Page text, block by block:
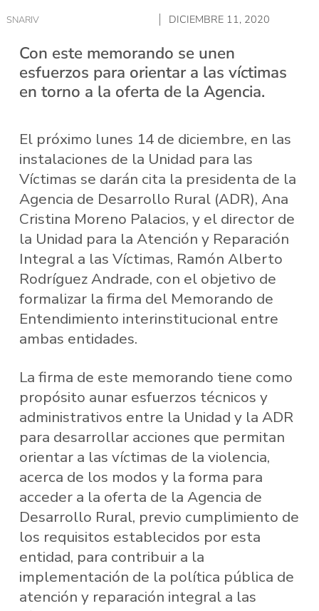
SNARIV DICIEMBRE 11, 2020
Con este memorando se unen
esfuerzos para orientar a las víctimas
en torno a la oferta de la Agencia.
El próximo lunes 14 de diciembre, en las
instalaciones de la Unidad para las
Víctimas se darán cita la presidenta de la
Agencia de Desarrollo Rural (ADR), Ana
Cristina Moreno Palacios, y el director de
la Unidad para la Atención y Reparación
Integral a las Víctimas, Ramón Alberto
Rodríguez Andrade, con el objetivo de
formalizar la firma del Memorando de
Entendimiento interinstitucional entre
ambas entidades.
La firma de este memorando tiene como
propósito aunar esfuerzos técnicos y
administrativos entre la Unidad y la ADR
para desarrollar acciones que permitan
orientar a las víctimas de la violencia,
acerca de los modos y la forma para
acceder a la oferta de la Agencia de
Desarrollo Rural, previo cumplimiento de
los requisitos establecidos por esta
entidad, para contribuir a la
implementación de la política pública de
atención y reparación integral a las